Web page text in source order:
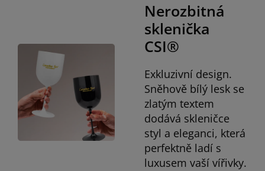
Nerozbitná
sklenička
CSI®
Exkluzivní design.
Sněhově bílý lesk se
zlatým textem
dodává skleničce
styl a eleganci, která
perfektně ladí s
luxusem vaší vířivky.